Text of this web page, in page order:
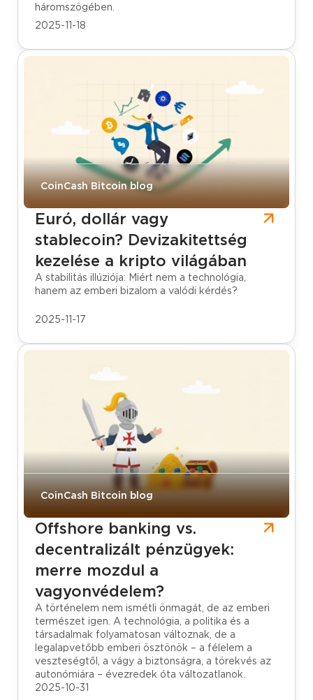
háromszögében.
2025-11-18
CoinCash Bitcoin blog
Euró, dollár vagy
stablecoin? Devizakitettség
kezelése a kripto világában
A stabilitás illúziója: Miért nem a technológia,
hanem az emberi bizalom a valódi kérdés?
2025-11-17
CoinCash Bitcoin blog
Offshore banking vs.
decentralizált pénzügyek:
merre mozdul a
vagyonvédelem?
A történelem nem ismétli önmagát, de az emberi
természet igen. A technológia, a politika és a
társadalmak folyamatosan változnak, de a
legalapvetőbb emberi ösztönök – a félelem a
veszteségtől, a vágy a biztonságra, a törekvés az
autonómiára – évezredek óta változatlanok.
2025-10-31